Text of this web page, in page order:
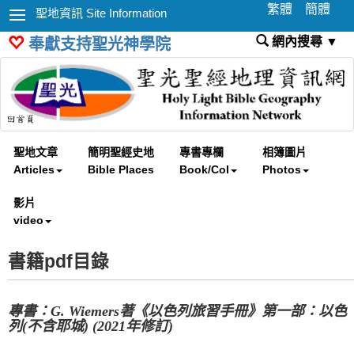
聖地資訊 Site Information 繁體 簡體
奉獻支持聖光神學院 網內搜尋 ▼
聖地文章
Articles
簡明聖經史地
Bible Places
專書專欄
Book/Col
相簿圖片
Photos
影片
video
書籍pdf目錄
專書：G. Wiemers著《以色列旅習手冊》第一部：以色
列(不含耶城) (2021年修訂)